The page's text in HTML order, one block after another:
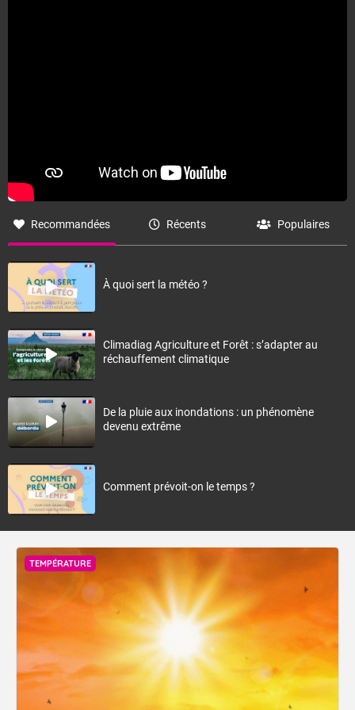
Recommandées Récents Populaires
À quoi sert la météo ?
Climadiag Agriculture et Forêt : s’adapter au
réchauffement climatique
De la pluie aux inondations : un phénomène
devenu extrême
Comment prévoit-on le temps ?
TEMPÉRATURE